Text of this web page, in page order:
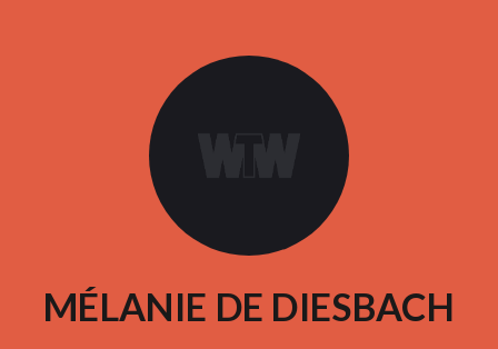
MÉLANIE DE DIESBACH